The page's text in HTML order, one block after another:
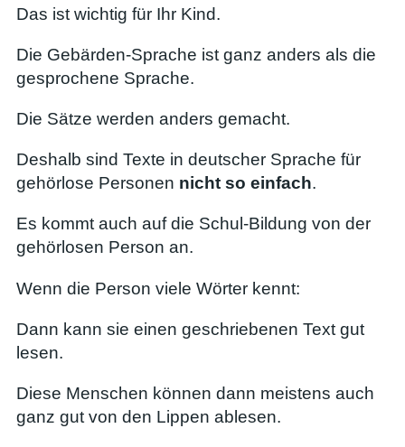
Das ist wichtig für Ihr Kind.
Die Gebärden-Sprache ist ganz anders als die
gesprochene Sprache.
Die Sätze werden anders gemacht.
Deshalb sind Texte in deutscher Sprache für
gehörlose Personen nicht so einfach.
Es kommt auch auf die Schul-Bildung von der
gehörlosen Person an.
Wenn die Person viele Wörter kennt:
Dann kann sie einen geschriebenen Text gut
lesen.
Diese Menschen können dann meistens auch
ganz gut von den Lippen ablesen.